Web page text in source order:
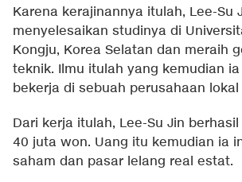
Karena kerajinannya itulah, Lee-Su
menyelesaikan studinya di
Kongju, Korea Selatan dan meraih
teknik. Ilmu itulah yang kemudian
bekerja di sebuah perusahaan
Dari kerja itulah, Lee-Su Jin
40 juta won. Uang itu kemudian ia
saham dan pasar lelang real estat.